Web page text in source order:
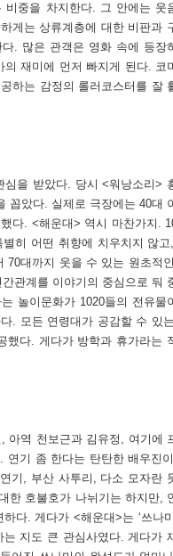
중을 차지한다. 그 안에는 웃
게는 상류계층에 대한 비판과
. 많은 관객은 영화 속에 등장
재미에 먼저 빠지게 된다. 코
하는 감정의 롤러코스터를 잘
을 받았다. 당시 <워낭소리>
꼽았다. 실제로 극장에는 40대
다. <해운대> 역시 마찬가지.
히 어떤 취향에 치우치지 않고
70대까지 웃을 수 있는 원초적
관계를 이야기의 중심으로 둬
놀이문화가 1020들의 전유물
. 모든 연령대가 공감할 수 있
다. 게다가 방학과 휴가라는
아역 천보근과 김유정, 여기에
연기 좀 한다는 탄탄한 배우진
기, 부산 사투리, 다소 모자란
한 호불호가 나뉘기는 하지만,
다. 게다가 <해운대>는 ‘쓰나
지도 큰 관심사였다. 게다가